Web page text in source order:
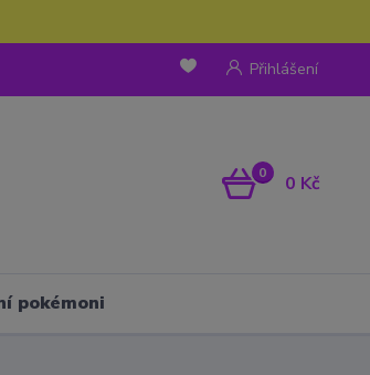
Přihlášení
0 0 Kč
pokémoni